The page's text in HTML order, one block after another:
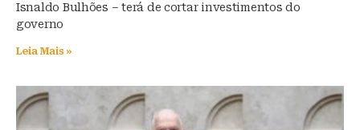
Isnaldo Bulhões – terá de cortar investimentos do
governo
Leia Mais »